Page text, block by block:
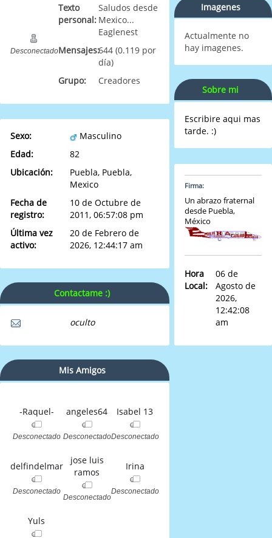
Desconectado
Texto
personal:
Saludos desde
Mexico...
Eaglenest
Mensajes:644 (0.119 por
día)
Grupo:
Creadores
Sexo:
Masculino
Edad:
82
Ubicación:
Puebla, Puebla,
Mexico
Fecha de
registro:
10 de Octubre de
2011, 06:57:08 pm
Última vez
activo:
20 de Febrero de
2026, 12:44:17 am
Contactame :)
oculto
Mis Amigos
-Raquel-
Desconectado
angeles64
Desconectado
Isabel 13
Desconectado
delfindelmar
Desconectado
jose luis
ramos
Desconectado
Irina
Desconectado
Yuls
Imagenes
Actualmente no
hay imagenes.
Sobre mi
Escribire aqui mas
tarde. :)
Firma:
Un abrazo fraternal
desde Puebla,
México
Hora
Local:
06 de
Agosto de
2026,
12:42:08
am